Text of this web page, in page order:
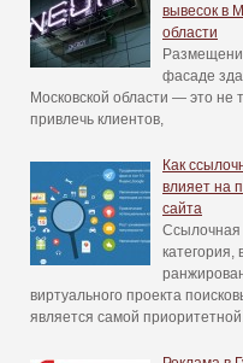
вывесок в
области
фасаде
Московской области — это не
привлечь клиентов,
Как
влияет на
сайта
Ссылочная
виртуального проекта
является самой